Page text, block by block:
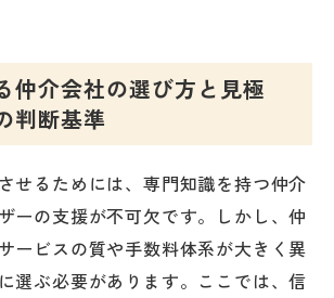
仲介会社の選び方と見極
判断基準
せるためには、専門知識を持つ仲介
ーの支援が不可欠です。しかし、仲
ービスの質や手数料体系が大きく異
選ぶ必要があります。ここでは、信